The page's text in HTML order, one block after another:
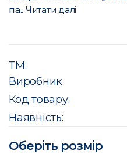
па.. Читати далі
ТМ:
Виробник
Код товару:
Наявність:
Оберіть розмір